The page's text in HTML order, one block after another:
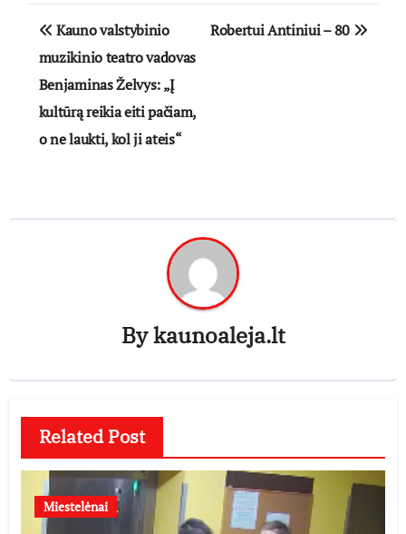
Navigacija
tarp
įrašų
Kauno valstybinio
muzikinio teatro vadovas
Benjaminas Želvys: „Į
kultūrą reikia eiti pačiam,
o ne laukti, kol ji ateis“
Robertui Antiniui – 80
Bykaunoaleja.lt
Related Post
Miestelėnai